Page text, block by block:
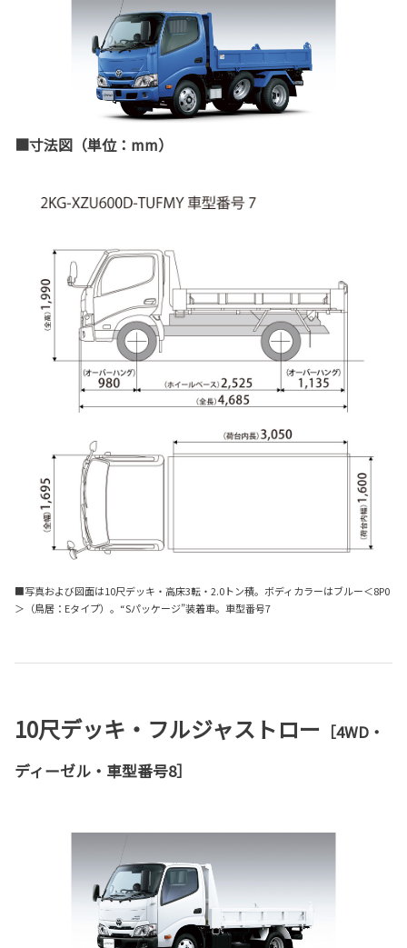
■寸法図（単位：mm）
■写真および図面は10尺デッキ・高床3転・2.0トン積。ボディカラーはブルー＜8P0
＞（鳥居：Eタイプ）。“Sパッケージ”装着車。車型番号7
10尺デッキ・フルジャストロー ［4WD・
ディーゼル・車型番号8］